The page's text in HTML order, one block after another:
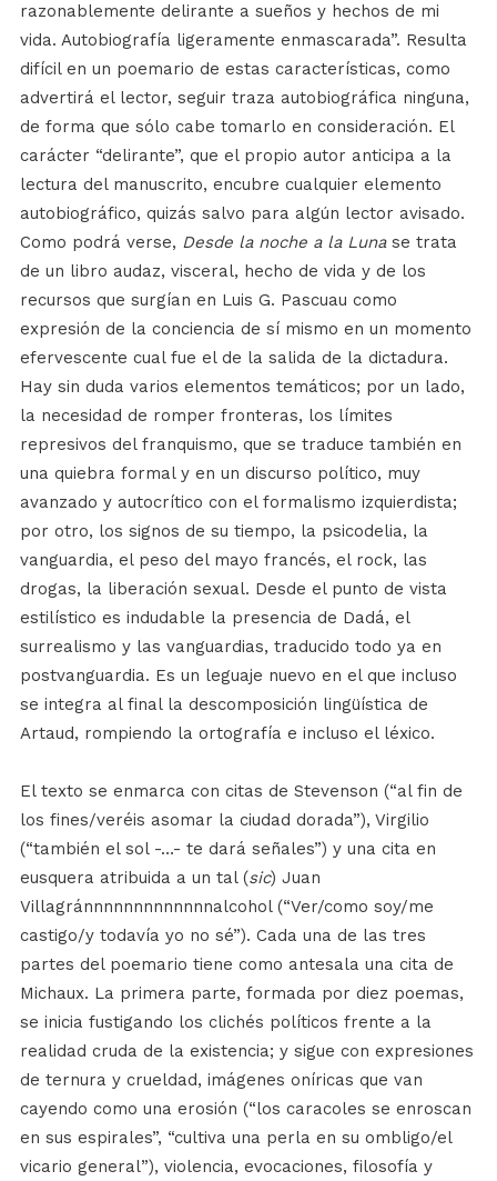
razonablemente delirante a sueños y hechos de mi
vida. Autobiografía ligeramente enmascarada”. Resulta
difícil en un poemario de estas características, como
advertirá el lector, seguir traza autobiográfica ninguna,
de forma que sólo cabe tomarlo en consideración. El
carácter “delirante”, que el propio autor anticipa a la
lectura del manuscrito, encubre cualquier elemento
autobiográfico, quizás salvo para algún lector avisado.
Como podrá verse, Desde la noche a la Lunase trata
de un libro audaz, visceral, hecho de vida y de los
recursos que surgían en Luis G. Pascuau como
expresión de la conciencia de sí mismo en un momento
efervescente cual fue el de la salida de la dictadura.
Hay sin duda varios elementos temáticos; por un lado,
la necesidad de romper fronteras, los límites
represivos del franquismo, que se traduce también en
una quiebra formal y en un discurso político, muy
avanzado y autocrítico con el formalismo izquierdista;
por otro, los signos de su tiempo, la psicodelia, la
vanguardia, el peso del mayo francés, el rock, las
drogas, la liberación sexual. Desde el punto de vista
estilístico es indudable la presencia de Dadá, el
surrealismo y las vanguardias, traducido todo ya en
postvanguardia. Es un leguaje nuevo en el que incluso
se integra al final la descomposición lingüística de
Artaud, rompiendo la ortografía e incluso el léxico.
El texto se enmarca con citas de Stevenson (“al fin de
los fines/veréis asomar la ciudad dorada”), Virgilio
(“también el sol -…- te dará señales”) y una cita en
eusquera atribuida a un tal (sic) Juan
Villagránnnnnnnnnnnnnalcohol (“Ver/como soy/me
castigo/y todavía yo no sé”). Cada una de las tres
partes del poemario tiene como antesala una cita de
Michaux. La primera parte, formada por diez poemas,
se inicia fustigando los clichés políticos frente a la
realidad cruda de la existencia; y sigue con expresiones
de ternura y crueldad, imágenes oníricas que van
cayendo como una erosión (“los caracoles se enroscan
en sus espirales”, “cultiva una perla en su ombligo/el
vicario general”), violencia, evocaciones, filosofía y